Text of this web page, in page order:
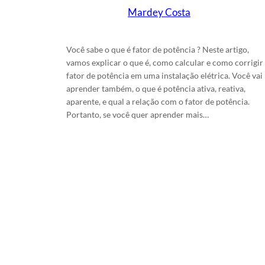
Mardey Costa
Você sabe o que é fator de potência ? Neste artigo,
vamos explicar o que é, como calcular e como corrigir
fator de potência em uma instalação elétrica. Você vai
aprender também, o que é potência ativa, reativa,
aparente, e qual a relação com o fator de potência.
Portanto, se você quer aprender mais…